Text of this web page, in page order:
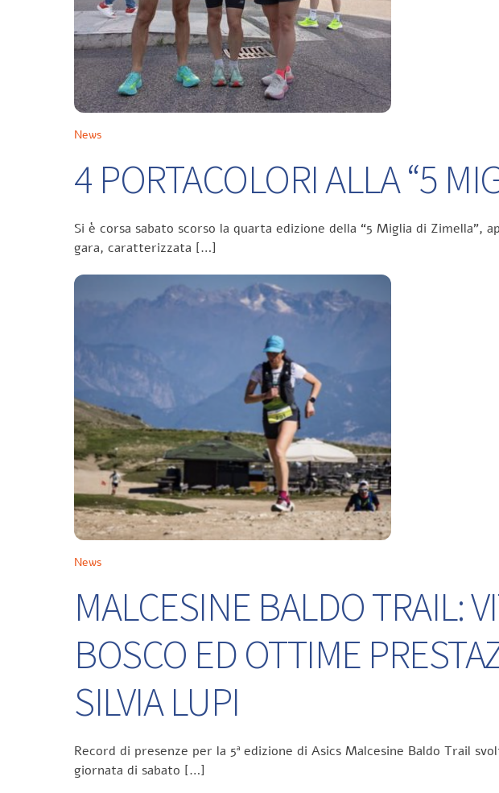
News
4 PORTACOLORI ALLA “5
Si è corsa sabato scorso la quarta edizione della “5 Miglia di
gara, caratterizzata […]
News
MALCESINE BALDO TRAIL:
BOSCO ED OTTIME
SILVIA LUPI
Record di presenze per la 5ª edizione di Asics Malcesine Baldo Trail
giornata di sabato […]